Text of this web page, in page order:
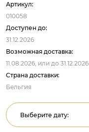
Артикул:
010058
Доступен до:
31.12.2026
Возможная доставка:
11.08.2026, или до 31.12.2026
Страна доставки:
Бельгия
Выберите дату: